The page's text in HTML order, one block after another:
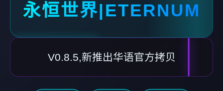
永恒世界|ETERNUM
V0.8.5,新推出华语官方拷贝